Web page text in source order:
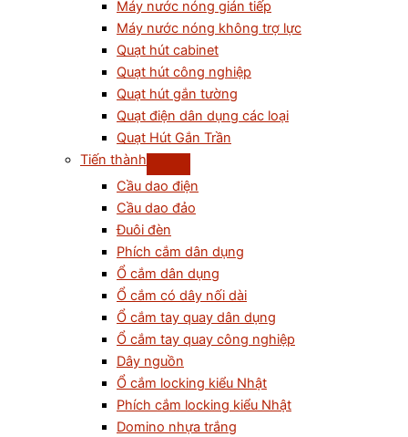
Máy nước nóng gián tiếp
Máy nước nóng không trợ lực
Quạt hút cabinet
Quạt hút công nghiệp
Quạt hút gắn tường
Quạt điện dân dụng các loại
Quạt Hút Gắn Trần
Tiến thành
Cầu dao điện
Cầu dao đảo
Đuôi đèn
Phích cắm dân dụng
Ổ cắm dân dụng
Ổ cắm có dây nối dài
Ổ cắm tay quay dân dụng
Ổ cắm tay quay công nghiệp
Dây nguồn
Ổ cắm locking kiểu Nhật
Phích cắm locking kiểu Nhật
Domino nhựa trắng